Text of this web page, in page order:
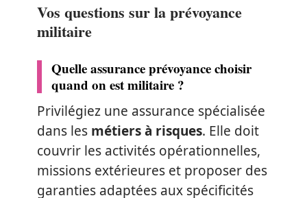
Vos questions sur la prévoyance
militaire
Quelle assurance prévoyance choisir
quand on est militaire ?
Privilégiez une assurance spécialisée
dans les métiers à risques. Elle doit
couvrir les activités opérationnelles,
missions extérieures et proposer des
garanties adaptées aux spécificités